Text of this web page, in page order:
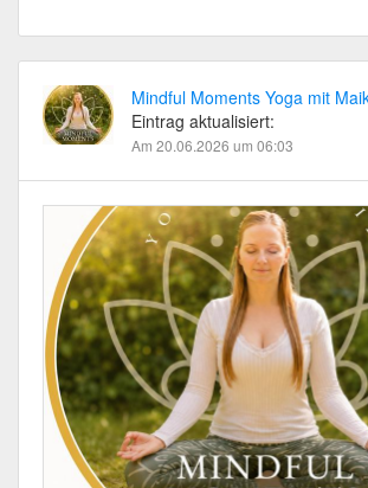
Mindful Moments Yoga mit
Eintrag aktualisiert:
Am 20.06.2026 um 06:03